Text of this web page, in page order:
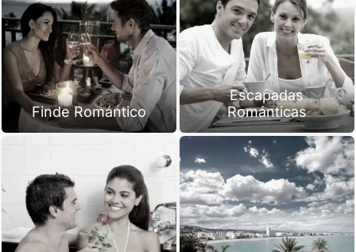
Finde Romántico
Escapadas
Románticas